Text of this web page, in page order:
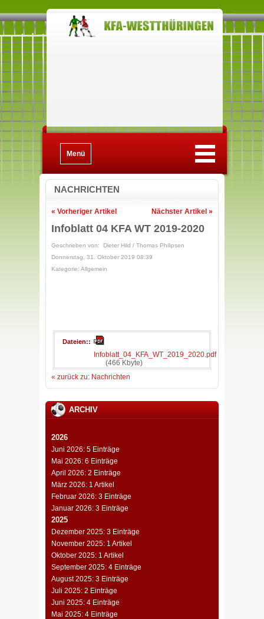
Menü
NACHRICHTEN
Nächster Artikel »
« Vorheriger Artikel
Infoblatt 04 KFA WT 2019-2020
Geschrieben von: Dieter Hild / Thomas Philipsen
Donnerstag, 31. Oktober 2019 08:39
Kategorie: Allgemein
Dateien:
Infoblatt_04_KFA_WT_2019_2020.pdf
(466 Kbyte)
« zurück zu: Nachrichten
ARCHIV
2026
Juni 2026: 5 Einträge
Mai 2026: 6 Einträge
April 2026: 2 Einträge
März 2026: 1 Artikel
Februar 2026: 3 Einträge
Januar 2026: 3 Einträge
2025
Dezember 2025: 3 Einträge
November 2025: 1 Artikel
Oktober 2025: 1 Artikel
September 2025: 4 Einträge
August 2025: 3 Einträge
Juli 2025: 2 Einträge
Juni 2025: 4 Einträge
Mai 2025: 4 Einträge